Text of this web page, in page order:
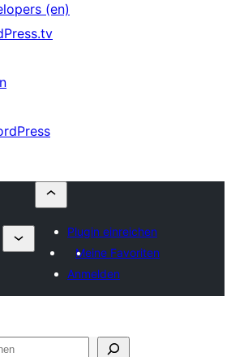
(en)
Plugin einreichen
Meine Favoriten
Anmelden